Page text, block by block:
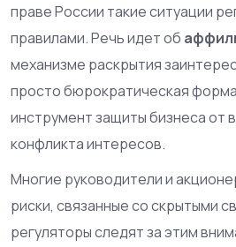
праве России такие ситуации
правилами. Речь идет об
механизме раскрытия
просто бюрократическая
инструмент защиты бизнеса от
конфликта интересов.
Многие руководители и
риски, связанные со скрытыми
регуляторы следят за этим